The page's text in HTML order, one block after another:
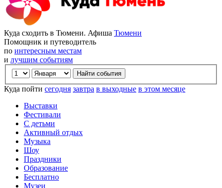
Куда сходить в Тюмени. Афиша Тюмени
Помощник и путеводитель
по интересным местам
и лучшим событиям
Куда пойти сегодня завтра в выходные в этом месяце
Выставки
Фестивали
С детьми
Активный отдых
Музыка
Шоу
Праздники
Образование
Бесплатно
Музеи